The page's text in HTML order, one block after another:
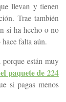
llevan y tienen
Trae también
si ha hecho o no
falta aún.
porque están muy
paquete de 224
si pagas menos